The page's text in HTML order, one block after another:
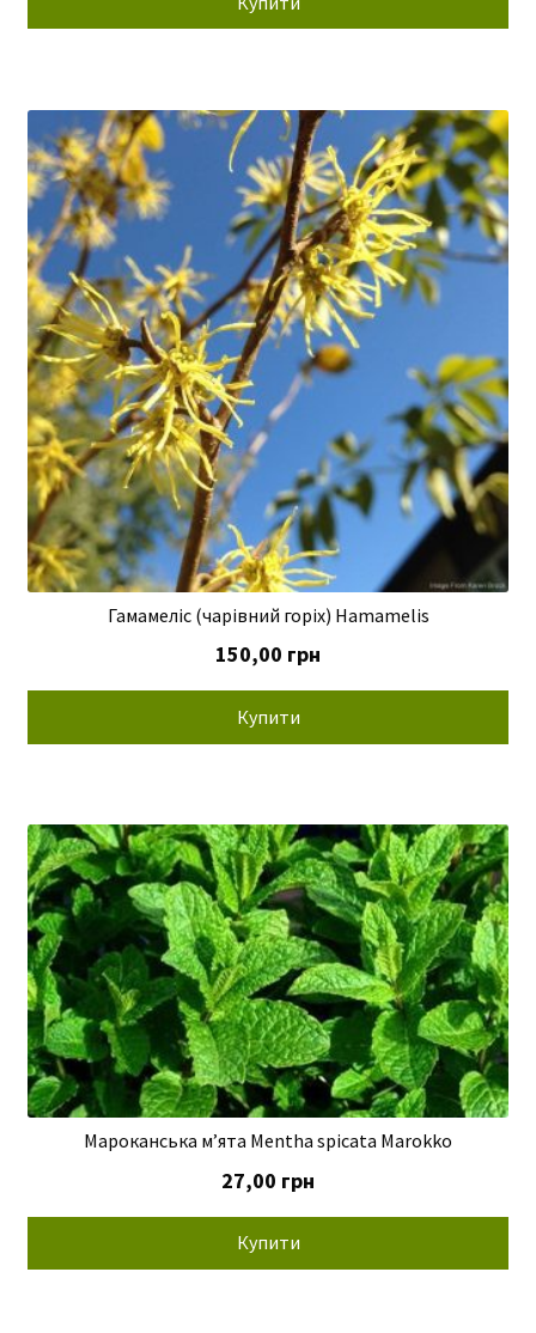
Гамамеліс (чарівний горіх) Hamamеlis
150,00 грн
Купити
Мароканська м’ята Mentha spicata Marokko
27,00 грн
Купити